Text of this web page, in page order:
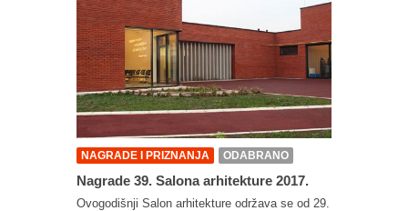
NAGRADE I PRIZNANJA ODABRANO
Nagrade 39. Salona arhitekture 2017.
Ovogodišnji Salon arhitekture održava se od 29.